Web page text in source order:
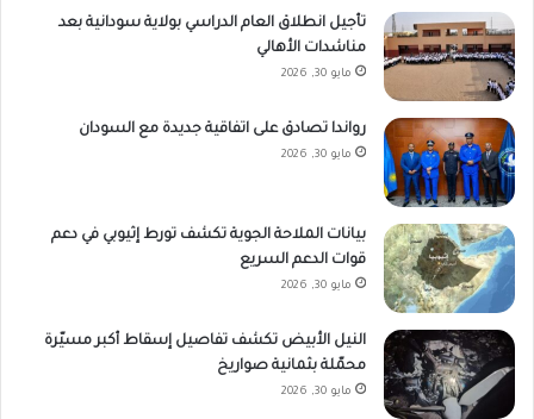
تأجيل انطلاق العام الدراسي بولاية سودانية بعد
مناشدات الأهالي
مايو 30, 2026
رواندا تصادق على اتفاقية جديدة مع السودان
مايو 30, 2026
بيانات الملاحة الجوية تكشف تورط إثيوبي في دعم
قوات الدعم السريع
مايو 30, 2026
النيل الأبيض تكشف تفاصيل إسقاط أكبر مسيّرة
محمّلة بثمانية صواريخ
مايو 30, 2026